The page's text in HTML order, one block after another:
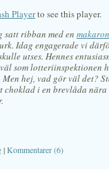
Playerto see this player.
satt ribban med en
Idag engagerade vi
utses. Hennes
som lotteriinspektionen
hej, vad gör väl det?
choklad i en brevlåda
|Kommentarer (6)